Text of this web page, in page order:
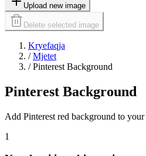
Upload new image
Delete selected image
Kryefaqja
/ Mjetet
/ Pinterest Background
Pinterest Background
Add Pinterest red background to your
1